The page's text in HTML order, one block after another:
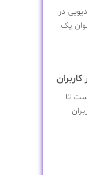
در
یک
تا